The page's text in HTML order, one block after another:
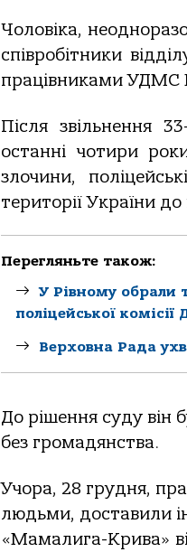
Чоловіка,
співробітники
працівниками УДМС
Після звільнення
останні чотири
злочини,
території України
Перегляньте також:
У Рівному обрали
поліцейської
Верховна Рада
До рішення суду він
без громадянства.
Учора, 28 грудня,
людьми, доставили
«Мамалига-Крива»